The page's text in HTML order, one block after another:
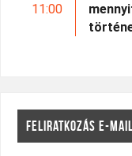
11:00
FELIRATKOZÁS E-